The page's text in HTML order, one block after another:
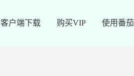
客户端下载 购买VIP 使用番茄